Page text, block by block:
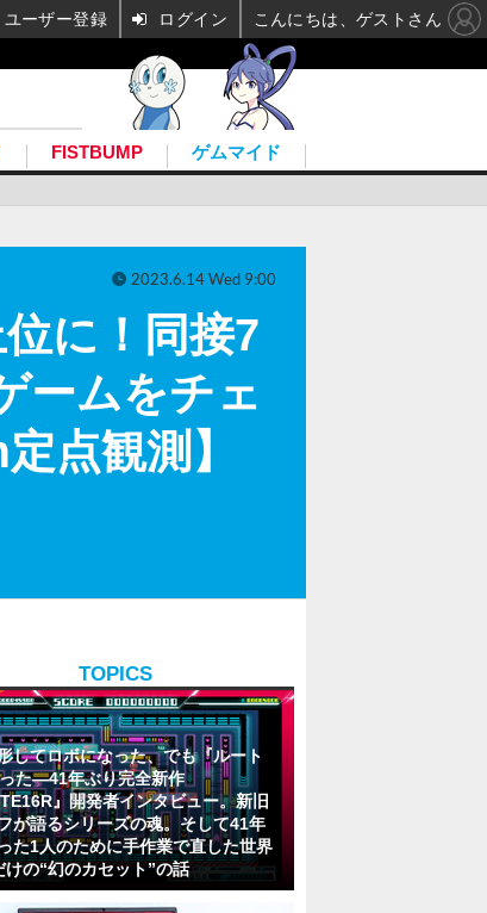
FISTBUMP ゲムマイド
に！同接7
ームをチェ
点観測】
2023.6.14 Wed 9:00
TOPICS
してロボになった、でも『ルート
た―41年ぶり完全新作
』開発者インタビュー。新旧
が語るシリーズの魂。そして41年
た1人のために手作業で直した世界
けの“幻のカセット”の話
ユーザー登録 ログイン こんにちは、ゲストさん